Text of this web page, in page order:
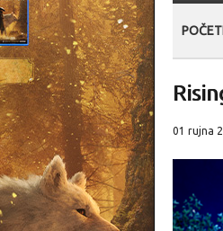
01 rujna